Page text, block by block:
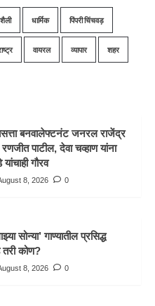
धार्मिक पिंपरी चिंचवड़
वायरल व्यापार शहर
बनवालेफ्टनंट जनरल राजेंद्र
पाटील, देवा चव्हाण यांना
गौरव
8, 2026 0
सोन्या’ गाण्यातील प्रसिद्ध
तरी कोण?
8, 2026 0